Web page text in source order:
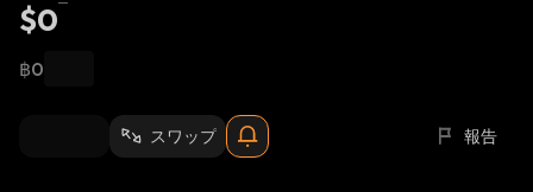
$0
฿0
スワップ 報告